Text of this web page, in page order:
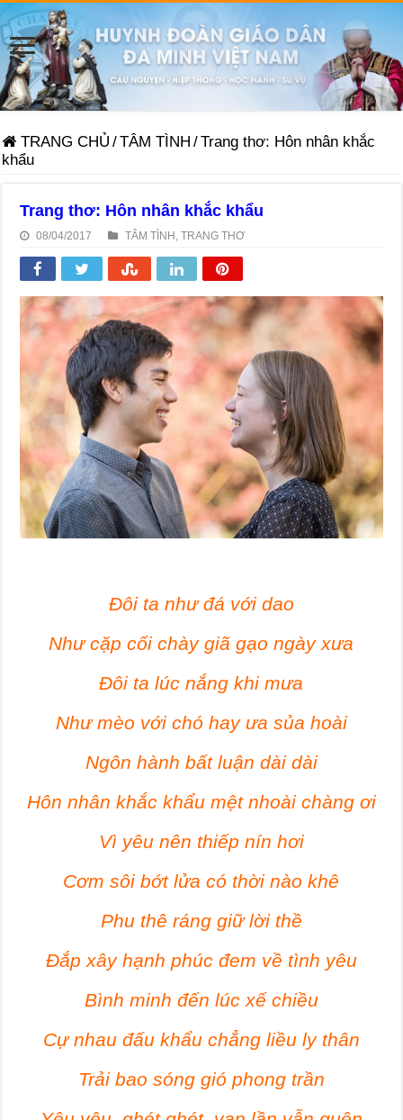
TRANG CHỦ /TÂM TÌNH /Trang thơ: Hôn nhân khắc
khẩu
Trang thơ: Hôn nhân khắc khẩu
08/04/2017 TÂM TÌNH ,TRANG THƠ
Đôi ta như đá với dao
Như cặp cối chày giã gạo ngày xưa
Đôi ta lúc nắng khi mưa
Như mèo với chó hay ưa sủa hoài
Ngôn hành bất luận dài dài
Hôn nhân khắc khẩu mệt nhoài chàng ơi
Vì yêu nên thiếp nín hơi
Cơm sôi bớt lửa có thời nào khê
Phu thê ráng giữ lời thề
Đắp xây hạnh phúc đem về tình yêu
Bình minh đến lúc xế chiều
Cự nhau đấu khẩu chẳng liều ly thân
Trải bao sóng gió phong trần